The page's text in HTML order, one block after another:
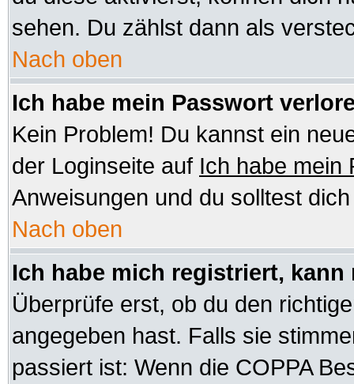
sehen. Du zählst dann als
Nach oben
Ich habe mein Passwort
Kein Problem! Du kannst ein
der Loginseite auf Ich habe mein
Anweisungen und du solltest
Nach oben
Ich habe mich registriert,
Überprüfe erst, ob du den
angegeben hast. Falls sie
passiert ist: Wenn die COPPA